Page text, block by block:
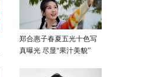
郑合惠子春夏五光十色写
真曝光 尽显“果汁美貌”